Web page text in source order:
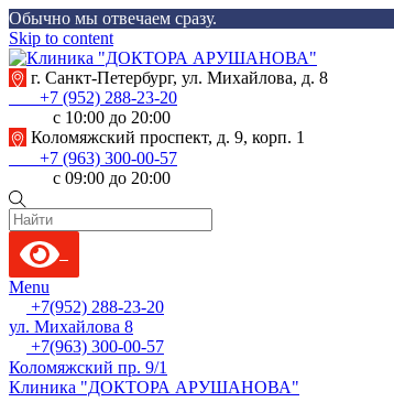
Обычно мы отвечаем сразу.
Skip to content
г. Санкт-Петербург, ул. Михайлова, д. 8
+7 (952) 288-23-20
с 10:00 до 20:00
Коломяжский проспект, д. 9, корп. 1
+7 (963) 300-00-57
с 09:00 до 20:00
Menu
+7(952) 288-23-20
ул. Михайлова 8
+7(963) 300-00-57
Коломяжский пр. 9/1
Клиника "ДОКТОРА АРУШАНОВА"